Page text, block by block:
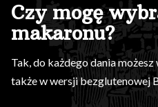
Czy mogę
makaronu?
Tak, do każdego dania
także w wersji bezglutenowej